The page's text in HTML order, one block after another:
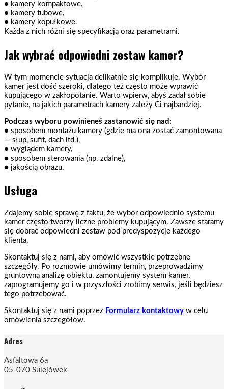
● kamery kompaktowe,
● kamery tubowe,
● kamery kopułkowe.
Każda z nich różni się specyfikacją oraz parametrami.
Jak wybrać odpowiedni zestaw kamer?
W tym momencie sytuacja delikatnie się komplikuje. Wybór
kamer jest dość szeroki, dlatego też często może wprawić
kupującego w zakłopotanie. Warto wpierw, abyś zadał sobie
pytanie, na jakich parametrach kamery zależy Ci najbardziej.
Podczas wyboru powinieneś zastanowić się nad:
● sposobem montażu kamery (gdzie ma ona zostać zamontowana
— słup, sufit, dach itd.),
● wyglądem kamery,
● sposobem sterowania (np. zdalne),
● jakością obrazu.
Usługa
Zdajemy sobie sprawę z faktu, że wybór odpowiednio systemu
kamer często tworzy liczne problemy kupującym. Zawsze staramy
się dobrać odpowiedni zestaw pod predyspozycje każdego
klienta.
Skontaktuj się z nami, aby omówić wszystkie potrzebne
szczegóły. Po rozmowie umówimy termin, przeprowadzimy
gruntowną analizę obiektu, zamontujemy system kamer,
zaprogramujemy go i w przyszłości zrobimy serwis, jeśli będziesz
tego potrzebować.
Skontaktuj się z nami poprzez Formularz kontaktowy w celu
omówienia szczegółów.
Adres
Asfaltowa 6a
05-070 Sulejówek